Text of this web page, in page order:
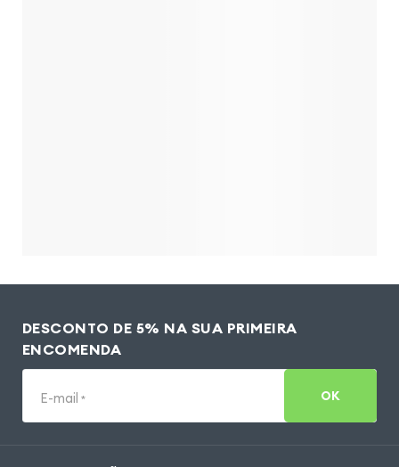
DESCONTO DE 5% NA SUA PRIMEIRA
ENCOMENDA
E-mail * OK